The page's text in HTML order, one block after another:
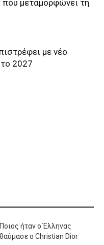
μεταμορφώνει τη
με νέο
2027
ήταν ο Έλληνας
ο Christian Dior